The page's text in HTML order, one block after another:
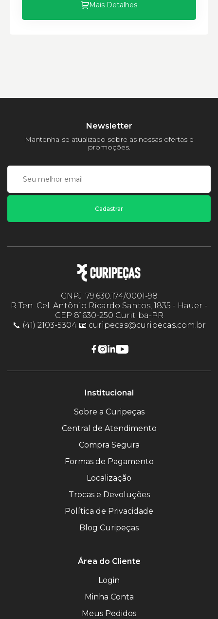
Peso:
Mais Detalhes
Newsletter
Mantenha-se atualizado sobre as nossas ofertas e
promoções.
Cadastrar
CNPJ: 79.630.174/0001-98
R Ten. Cel. Antônio Ricardo Santos, 1835 - Hauer -
CEP 81630-250 Curitiba-PR
📞 (41) 2103-5304 📧 curipecas@curipecas.com.br
Institucional
Sobre a Curipeças
Central de Atendimento
Compra Segura
Formas de Pagamento
Localização
Trocas e Devoluções
Política de Privacidade
Blog Curipeças
Área do Cliente
Login
Minha Conta
Meus Pedidos